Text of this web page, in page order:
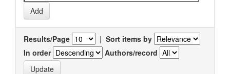
Results/Page | Sort items by
In order
Authors/record